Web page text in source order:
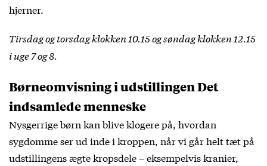
hjerner.
Tirsdag og torsdag klokken 10.15 og søndag klokken 12.15
i uge 7 og 8.
Børneomvisning i udstillingen Det
indsamlede menneske
Nysgerrige børn kan blive klogere på, hvordan
sygdomme ser ud inde i kroppen, når vi går helt tæt på
udstillingens ægte kropsdele – eksempelvis kranier,